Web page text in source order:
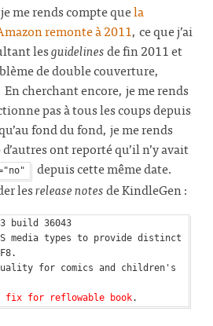
me rends compte quela
remonte à 2011, ce que j’ai
lesguidelinesde fin 2011 et
de double couverture,
cherchant encore, je me rends
pas à tous les coups depuis
fond du fond, je me rends
ont reporté qu’il n’y avait
depuis cette même date.
lesrelease notesde KindleGen :
build 36043
fix for reflowable book.